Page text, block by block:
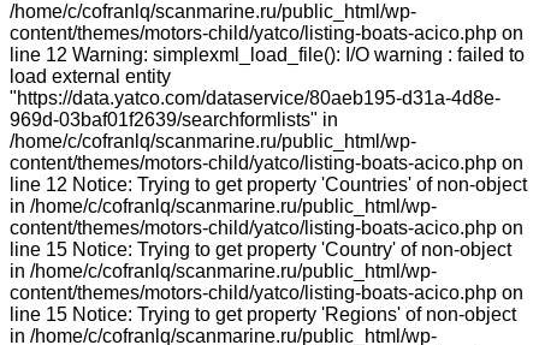
/home/c/cofranlq/scanmarine.ru/public_html/wp-
content/themes/motors-child/yatco/listing-boats-acico.php on
line 12 Warning: simplexml_load_file(): I/O warning : failed to
load external entity
"https://data.yatco.com/dataservice/80aeb195-d31a-4d8e-
969d-03baf01f2639/searchformlists" in
/home/c/cofranlq/scanmarine.ru/public_html/wp-
content/themes/motors-child/yatco/listing-boats-acico.php on
line 12 Notice: Trying to get property 'Countries' of non-object
in /home/c/cofranlq/scanmarine.ru/public_html/wp-
content/themes/motors-child/yatco/listing-boats-acico.php on
line 15 Notice: Trying to get property 'Country' of non-object
in /home/c/cofranlq/scanmarine.ru/public_html/wp-
content/themes/motors-child/yatco/listing-boats-acico.php on
line 15 Notice: Trying to get property 'Regions' of non-object
in /home/c/cofranlq/scanmarine.ru/public_html/wp-